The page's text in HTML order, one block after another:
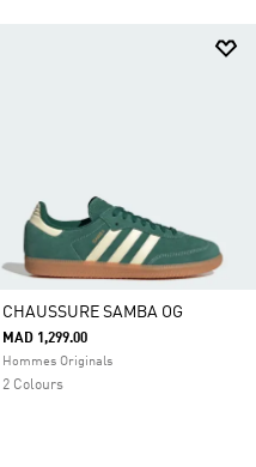
CHAUSSURE SAMBA OG
MAD 1,299.00
Hommes Originals
2 Colours